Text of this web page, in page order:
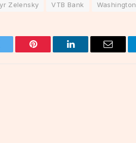
Zelensky VTB Bank Washington
Pinterest LinkedIn Email